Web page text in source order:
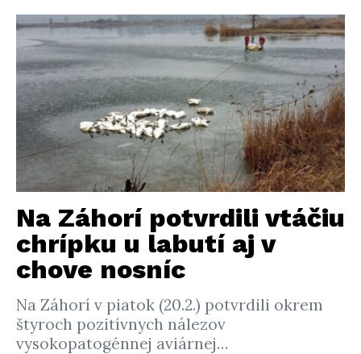
Na Záhorí potvrdili vtáčiu
chrípku u labutí aj v
chove nosníc
Na Záhorí v piatok (20.2.) potvrdili okrem
štyroch pozitívnych nálezov
vysokopatogénnej aviárnej…